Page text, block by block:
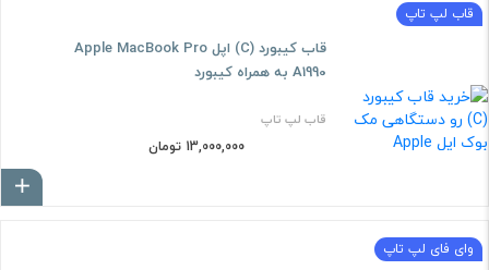
قاب لپ تاپ
قاب کیبورد (C) اپل Apple MacBook Pro
A1990 به همراه کیبورد
قاب لپ تاپ
13,000,000 تومان
وای فای لپ تاپ